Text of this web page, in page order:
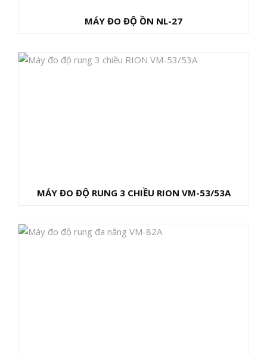
MÁY ĐO ĐỘ ỒN NL-27
MÁY ĐO ĐỘ RUNG 3 CHIỀU RION VM-53/53A